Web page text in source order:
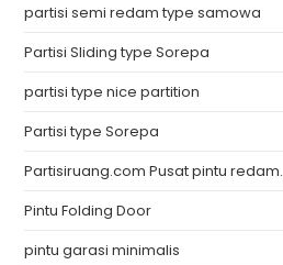
partisi semi redam type samowa
Partisi Sliding type Sorepa
partisi type nice partition
Partisi type Sorepa
Partisiruang.com Pusat pintu redam.
Pintu Folding Door
pintu garasi minimalis